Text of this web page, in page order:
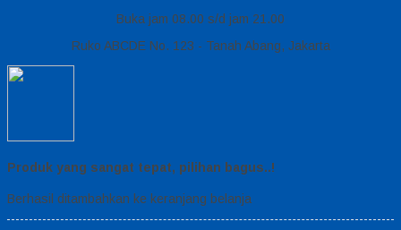
Buka jam 08.00 s/d jam 21.00
Ruko ABCDE No. 123 - Tanah Abang, Jakarta
Produk yang sangat tepat, pilihan bagus..!
Berhasil ditambahkan ke keranjang belanja